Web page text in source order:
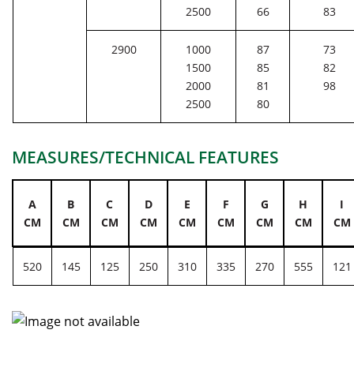
2500
66
83
2900
1000
1500
2000
2500
87
85
81
80
73
82
98
MEASURES/TECHNICAL FEATURES
A
CM
B
CM
C
CM
D
CM
E
CM
F
CM
G
CM
H
CM
I
CM
520 145 125 250 310 335 270 555 121